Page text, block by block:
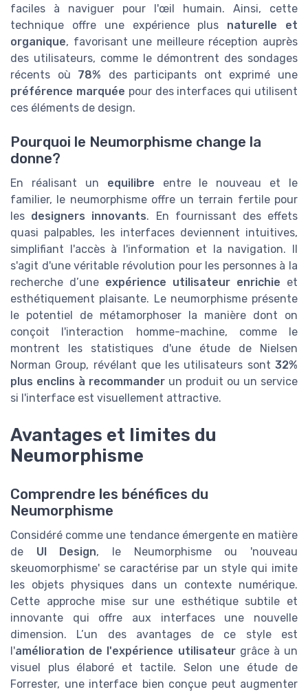
faciles à naviguer pour l'œil humain. Ainsi, cette
technique offre une expérience plus naturelle et
organique, favorisant une meilleure réception auprès
des utilisateurs, comme le démontrent des sondages
récents où 78% des participants ont exprimé une
préférence marquée pour des interfaces qui utilisent
ces éléments de design.
Pourquoi le Neumorphisme change la
donne?
En réalisant un equilibre entre le nouveau et le
familier, le neumorphisme offre un terrain fertile pour
les designers innovants. En fournissant des effets
quasi palpables, les interfaces deviennent intuitives,
simplifiant l'accès à l'information et la navigation. Il
s'agit d'une véritable révolution pour les personnes à la
recherche d’une expérience utilisateur enrichie et
esthétiquement plaisante. Le neumorphisme présente
le potentiel de métamorphoser la manière dont on
conçoit l'interaction homme-machine, comme le
montrent les statistiques d'une étude de Nielsen
Norman Group, révélant que les utilisateurs sont 32%
plus enclins à recommander un produit ou un service
si l'interface est visuellement attractive.
Avantages et limites du
Neumorphisme
Comprendre les bénéfices du
Neumorphisme
Considéré comme une tendance émergente en matière
de UI Design, le Neumorphisme ou 'nouveau
skeuomorphisme' se caractérise par un style qui imite
les objets physiques dans un contexte numérique.
Cette approche mise sur une esthétique subtile et
innovante qui offre aux interfaces une nouvelle
dimension. L’un des avantages de ce style est
l'amélioration de l'expérience utilisateurgrâce à un
visuel plus élaboré et tactile. Selon une étude de
Forrester, une interface bien conçue peut augmenter